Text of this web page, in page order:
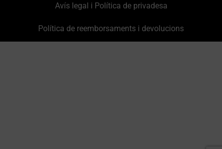
Avís legal i Política de privadesa
Política de reemborsaments i devolucions